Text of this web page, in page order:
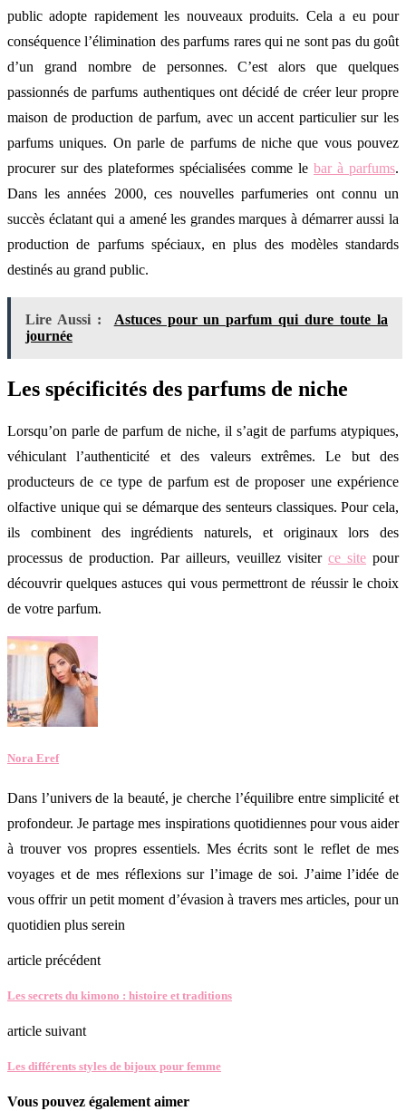
public adopte rapidement les nouveaux produits. Cela a eu pour
conséquence l’élimination des parfums rares qui ne sont pas du goût
d’un grand nombre de personnes. C’est alors que quelques
passionnés de parfums authentiques ont décidé de créer leur propre
maison de production de parfum, avec un accent particulier sur les
parfums uniques. On parle de parfums de niche que vous pouvez
procurer sur des plateformes spécialisées comme le bar à parfums.
Dans les années 2000, ces nouvelles parfumeries ont connu un
succès éclatant qui a amené les grandes marques à démarrer aussi la
production de parfums spéciaux, en plus des modèles standards
destinés au grand public.
Lire Aussi :
Astuces pour un parfum qui dure toute la
journée
Les spécificités des parfums de niche
Lorsqu’on parle de parfum de niche, il s’agit de parfums atypiques,
véhiculant l’authenticité et des valeurs extrêmes. Le but des
producteurs de ce type de parfum est de proposer une expérience
olfactive unique qui se démarque des senteurs classiques. Pour cela,
ils combinent des ingrédients naturels, et originaux lors des
processus de production. Par ailleurs, veuillez visiter ce site pour
découvrir quelques astuces qui vous permettront de réussir le choix
de votre parfum.
Nora Eref
Dans l’univers de la beauté, je cherche l’équilibre entre simplicité et
profondeur. Je partage mes inspirations quotidiennes pour vous aider
à trouver vos propres essentiels. Mes écrits sont le reflet de mes
voyages et de mes réflexions sur l’image de soi. J’aime l’idée de
vous offrir un petit moment d’évasion à travers mes articles, pour un
quotidien plus serein
article précédent
Les secrets du kimono : histoire et traditions
article suivant
Les différents styles de bijoux pour femme
Vous pouvez également aimer